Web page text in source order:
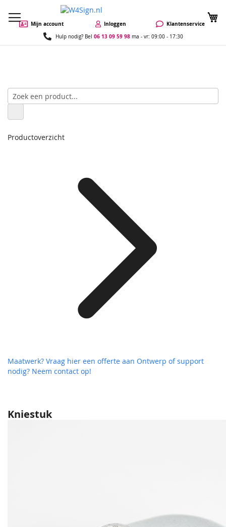
Mijn account Inloggen Klantenservice
Hulp nodig? Bel 06 13 09 59 98ma - vr: 09:00 - 17:30
Kniestuk
Productoverzicht
Maatwerk? Vraag hier een offerte aan Ontwerp of support
nodig? Neem contact op!